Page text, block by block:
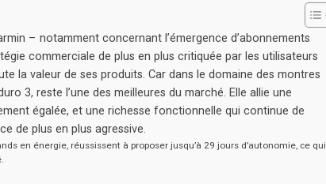
– notamment concernant l’émergence d’abonnements
commerciale de plus en plus critiquée par les utilisateurs
la valeur de ses produits. Car dans le domaine des montres
3, reste l’une des meilleures du marché. Elle allie une
égalée, et une richesse fonctionnelle qui continue de
de plus en plus agressive.
en énergie, réussissent à proposer jusqu’à 29 jours d’autonomie, ce qui